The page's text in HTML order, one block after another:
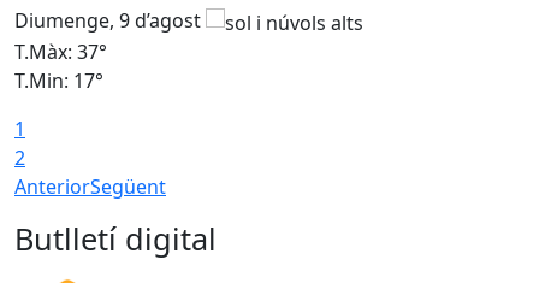
Diumenge, 9 d’agost
T.Màx: 37°
T.Min: 17°
1
2
AnteriorSegüent
Butlletí digital